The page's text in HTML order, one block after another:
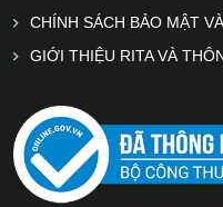
CHÍNH SÁCH BẢO MẬT
GIỚI THIỆU RITA VÀ